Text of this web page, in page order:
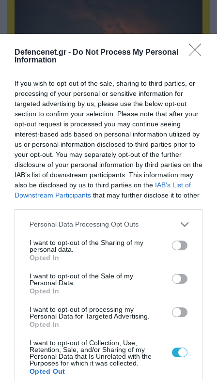
Defencenet.gr - Do Not Process My Personal
Information
If you wish to opt-out of the sale, sharing to third parties, or
processing of your personal or sensitive information for
targeted advertising by us, please use the below opt-out
section to confirm your selection. Please note that after your
opt-out request is processed you may continue seeing
interest-based ads based on personal information utilized by
us or personal information disclosed to third parties prior to
your opt-out. You may separately opt-out of the further
disclosure of your personal information by third parties on the
IAB’s list of downstream participants. This information may
also be disclosed by us to third parties on the IAB’s List of
Downstream Participants that may further disclose it to other
Please note that this website/app uses one or more Google
not limited to your visit or usage behaviour. You may click to
grant or deny consent to Google and its third-party tags to
use your data for below specified purposes in below Google
consent section.
Personal Data Processing Opt Outs
I want to opt-out of the Sharing of my
personal data.
Opted In
I want to opt-out of the Sale of my
Personal Data.
Opted In
I want to opt-out of processing my
Personal Data for Targeted Advertising.
Opted In
I want to opt-out of Collection, Use,
Retention, Sale, and/or Sharing of my
Personal Data that Is Unrelated with the
Purposes for which it was collected.
Opted Out
08.08.2026 | 14:02
«Φώτισε» το Κίεβο μετά από χτύπημα με
υπερηχητικό 3M22 Zircon: Σοκαρισμένος
Ουκρανός κατέγραψε τη στιγμή (βίντεο)
«Η απόλυτη τραγωδία»: Η «αιχμηρή» ανάρτηση
του Αρκά για τα τατουάζ (φωτο)